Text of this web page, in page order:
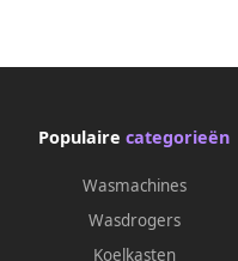
groente en fruit Led
Populaire categorieën
Wasmachines
Wasdrogers
Koelkasten